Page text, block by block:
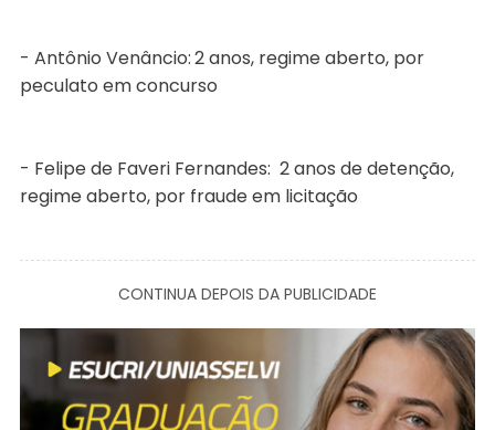
- Antônio Venâncio:2 anos, regime aberto, por
peculato em concurso
- Felipe de Faveri Fernandes: 2 anos de detenção,
regime aberto, por fraude em licitação
CONTINUA DEPOIS DA PUBLICIDADE